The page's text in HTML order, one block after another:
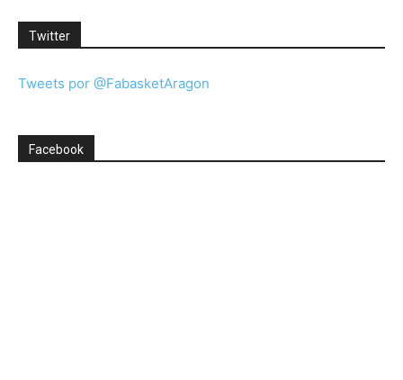
Twitter
Tweets por @FabasketAragon
Facebook